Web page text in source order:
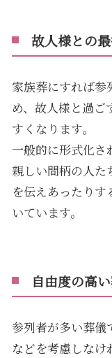
故人様との
家族葬にすれば参
め、故人様と過
すくなります。
一般的に形式化さ
親しい間柄の人た
を伝えあったり
いています。
自由度の高
参列者が多い葬儀
などを考慮しな